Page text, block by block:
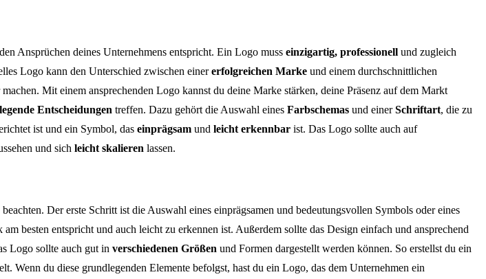
Ansprüchen deines Unternehmens entspricht. Ein Logo muss einzigartig, professionell und zugleich
Logo kann den Unterschied zwischen einererfolgreichen Marke und einem durchschnittlichen
Mit einem ansprechenden Logo kannst du deine Marke stärken, deine Präsenz auf dem Markt
Entscheidungen treffen. Dazu gehört die Auswahl eines Farbschemas und einerSchriftart, die zu
ist und ein Symbol, das einprägsam und leicht erkennbar ist. Das Logo sollte auch auf
und sich leicht skalieren lassen.
Der erste Schritt ist die Auswahl eines einprägsamen und bedeutungsvollen Symbols oder eines
besten entspricht und auch leicht zu erkennen ist. Außerdem sollte das Design einfach und ansprechend
Logo sollte auch gut in verschiedenen Größen und Formen dargestellt werden können. So erstellst du ein
Wenn du diese grundlegenden Elemente befolgst, hast du ein Logo, das dem Unternehmen ein